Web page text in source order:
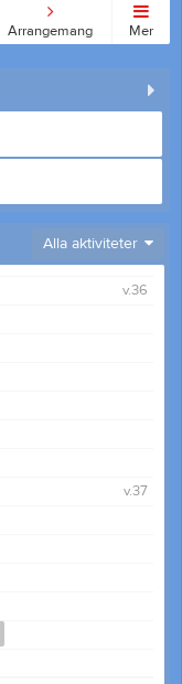
Arrangemang Mer
Alla aktiviteter
v.36
v.37